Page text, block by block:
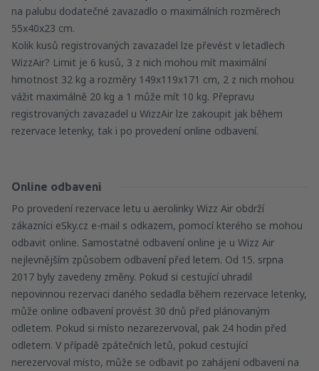
na palubu dodatečné zavazadlo o maximálních rozměrech
55x40x23 cm.
Kolik kusů registrovaných zavazadel lze převést v letadlech
WizzAir? Limit je 6 kusů, 3 z nich mohou mít maximální
hmotnost 32 kg a rozměry 149x119x171 cm, 2 z nich mohou
vážit maximálně 20 kg a 1 může mít 10 kg. Přepravu
registrovaných zavazadel u WizzAir lze zakoupit jak během
rezervace letenky, tak i po provedení online odbavení.
Online odbavení
Po provedení rezervace letu u aerolinky Wizz Air obdrží
zákazníci eSky.cz e-mail s odkazem, pomocí kterého se mohou
odbavit online. Samostatné odbavení online je u Wizz Air
nejlevnějším způsobem odbavení před letem. Od 15. srpna
2017 byly zavedeny změny. Pokud si cestující uhradil
nepovinnou rezervaci daného sedadla během rezervace letenky,
může online odbavení provést 30 dnů před plánovaným
odletem. Pokud si místo nezarezervoval, pak 24 hodin před
odletem. V případě zpátečních letů, pokud cestující
nerezervoval místo, může se odbavit po zahájení odbavení na